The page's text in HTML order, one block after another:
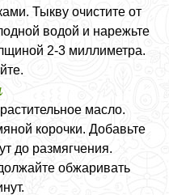
Тыкву очистите от
водой и нарежьте
2-3 миллиметра.
масло.
корочки. Добавьте
до размягчения.
обжаривать